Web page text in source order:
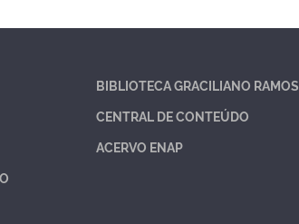
BIBLIOTECA GRACILIANO RAMOS
CENTRAL DE CONTEÚDO
ACERVO ENAP